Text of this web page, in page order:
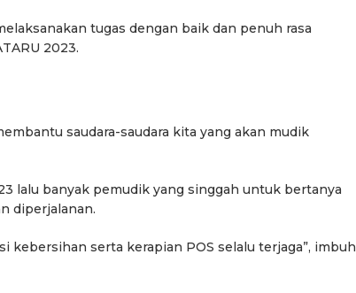
tugas dengan baik dan penuh rasa
2023.
saudara-saudara kita yang akan mudik
lalu banyak pemudik yang singgah untuk bertanya
diperjalanan.
kebersihan serta kerapian POS selalu terjaga”, imbuh